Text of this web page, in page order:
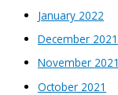
January 2022
December 2021
November 2021
October 2021